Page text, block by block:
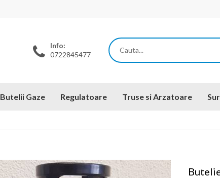
Info:
0722845477
Butelii Gaze Regulatoare Truse si Arzatoare